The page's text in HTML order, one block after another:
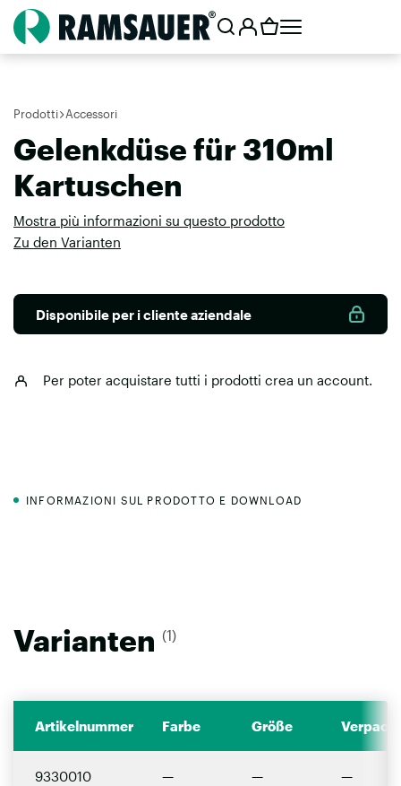
Prodotti Accessori
Gelenkdüse für 310ml
Kartuschen
Mostra più informazioni su questo prodotto
Zu den Varianten
Disponibile per i cliente aziendale
Per poter acquistare tutti i prodotticrea un account
INFORMAZIONI SUL PRODOTTO E DOWNLOAD
Varianten (1)
Artikelnummer Farbe Größe
9330010 — — —